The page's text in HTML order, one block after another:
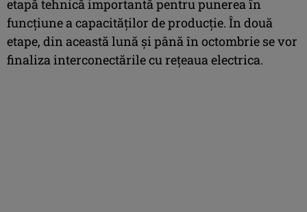
etapă tehnică importantă pentru punerea în
funcțiune a capacităților de producție. În două
etape, din această lună și până în octombrie se vor
finaliza interconectările cu rețeaua electrica.